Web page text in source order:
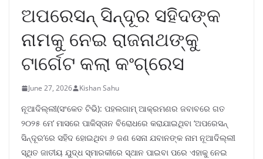
ଅପରେସନ୍ ସିନ୍ଦୂର ସହିଦଙ୍କ
ନାମକୁ ନେଇ ରାଜନାଥଙ୍କୁ
ଟାର୍ଗେଟ କଲା କଂଗ୍ରେସ
June 27, 2026 Kishan Sahu
ନୂଆଦିଲ୍ଲୀ(ସଂକେତ ଟିଭି): ପହଲଗାମ୍ ଆକ୍ରମଣର ଜବାବରେ ଗତ
୨୦୨୫ ମେ’ ମାସରେ ପାକିସ୍ତାନ ବିରୋଧରେ କରାଯାଇଥିବା ‘ଅପରେସନ୍
ସିନ୍ଦୂର’ରେ ସହିଦ ହୋଇଥିବା ୬ ଜଣ ସେନା ଯବାନଙ୍କ ନାମ ନୂଆଦିଲ୍ଲୀ
ସ୍ଥିତ ଜାତୀୟ ଯୁଦ୍ଧ ସ୍ମାରକୀରେ ସ୍ଥାନ ପାଇବା ପରେ ଏହାକୁ ନେଇ